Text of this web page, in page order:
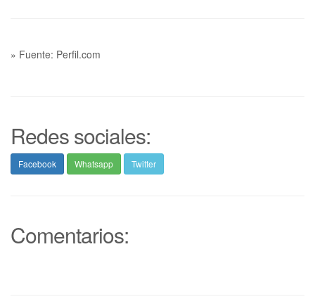
» Fuente: Perfil.com
Redes sociales:
Facebook Whatsapp Twitter
Comentarios: